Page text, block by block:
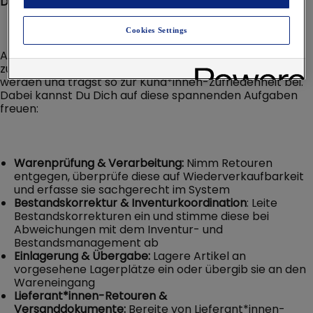
Als Mitarbeiter Retoure (d/w/m) sorgst Du dafür, dass
zurückgegebene Waren schnell und korrekt bearbeitet
werden und trägst so zur Kund*innen-Zufriedenheit bei.
Dabei kannst Du Dich auf diese spannenden Aufgaben
freuen:
Warenprüfung & Verarbeitung: Nimm Retouren
entgegen, überprüfe diese auf Wiederverkaufbarkeit
und erfasse sie sachgerecht im System
Bestandskorrektur & Inventurkoordination: Leite
Bestandskorrekturen ein und stimme diese bei
Abweichungen mit dem Inventur- und
Bestandsmanagement ab
Einlagerung & Übergabe: Lagere Artikel an
vorgesehene Lagerplätze ein oder übergib sie an den
Wareneingang
Lieferant*innen-Retouren &
Versanddokumente: Bereite von Lieferant*innen-
Cookies Settings